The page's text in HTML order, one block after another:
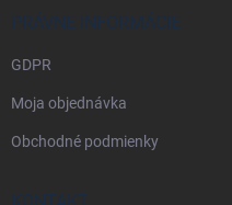
PRÁVNE INFORMÁCIE
GDPR
Moja objednávka
Obchodné podmienky